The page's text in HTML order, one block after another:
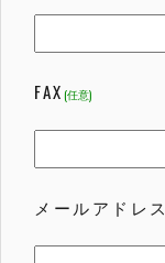
FAX (任意)
メールアドレス